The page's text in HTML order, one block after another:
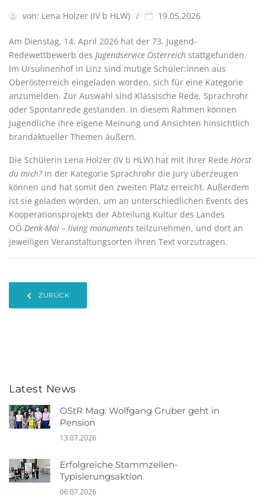
von: Lena Holzer (IV b HLW) 19.05.2026
Am Dienstag, 14. April 2026 hat der 73. Jugend-
Redewettbewerb des Jugendservice Österreich stattgefunden.
Im Ursulinenhof in Linz sind mutige Schüler:innen aus
Oberösterreich eingeladen worden, sich für eine Kategorie
anzumelden. Zur Auswahl sind Klassische Rede, Sprachrohr
oder Spontanrede gestanden. In diesem Rahmen können
Jugendliche ihre eigene Meinung und Ansichten hinsichtlich
brandaktueller Themen äußern.
Die Schülerin Lena Holzer (IV b HLW) hat mit ihrer Rede Hörst
du mich?in der Kategorie Sprachrohr die Jury überzeugen
können und hat somit den zweiten Platz erreicht. Außerdem
ist sie geladen worden, um an unterschiedlichen Events des
Kooperationsprojekts der Abteilung Kultur des Landes
OÖ Denk-Mal – living monuments teilzunehmen, und dort an
jeweiligen Veranstaltungsorten ihren Text vorzutragen.
ZURÜCK
Latest News
OStR Mag. Wolfgang Gruber geht in
Pension
13.07.2026
Erfolgreiche Stammzellen-
Typisierungsaktion
06.07.2026